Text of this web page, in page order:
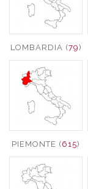
LOMBARDIA (79)
PIEMONTE (615)